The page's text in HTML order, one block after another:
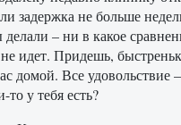
задержка не больше
– ни в какое
идет. Придешь,
домой. Все удовольствие –
у тебя есть?